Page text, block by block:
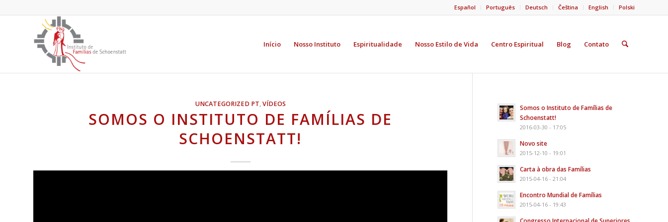
Español Português Deutsch Čeština English Polski
Início Nosso Instituto Espiritualidade Nosso Estilo de Vida Centro Espiritual Blog Contato
UNCATEGORIZED PT,VÍDEOS
SOMOS O INSTITUTO DE FAMÍLIAS DE
SCHOENSTATT!
Somos o Instituto de Famílias de
Schoenstatt!
2016-03-30 - 17:05
Novo site
2015-12-10 - 19:01
Carta à obra das Famílias
2015-04-16 - 21:04
Encontro Mundial de Famílias
2015-04-16 - 19:43